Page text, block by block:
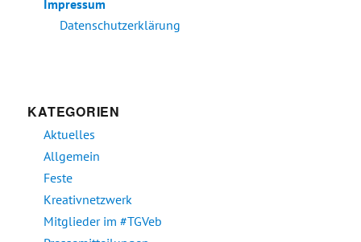
Impressum
Datenschutzerklärung
KATEGORIEN
Aktuelles
Allgemein
Feste
Kreativnetzwerk
Mitglieder im #TGVeb